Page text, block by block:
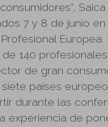
Saica
7 y 8 de junio
Europea.
140
de gran
países
durante las
experiencia de